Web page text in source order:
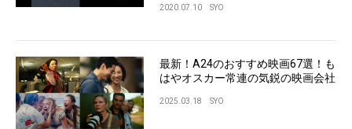
2020.07.10 SYO
最新！A24のおすすめ映画67選！も
はやオスカー常連の気鋭の映画会社
2025.03.18 SYO